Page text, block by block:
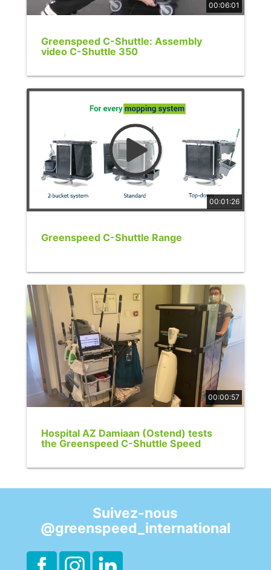
00:06:01
Greenspeed C-Shuttle: Assembly
video C-Shuttle 350
00:01:26
Greenspeed C-Shuttle Range
00:00:57
Hospital AZ Damiaan (Ostend) tests
the Greenspeed C-Shuttle Speed
Suivez-nous
@greenspeed_international